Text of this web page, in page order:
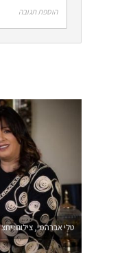
הוספת תגובה
טלי אברהמי, צילום: יחצ